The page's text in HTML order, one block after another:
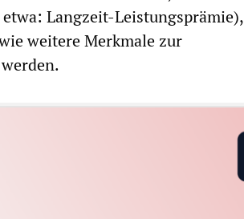
Langzeit-Leistungsprämie),
weitere Merkmale zur